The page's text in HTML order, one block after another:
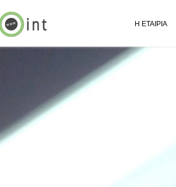
Η ΕΤΑΙΡΊΑ